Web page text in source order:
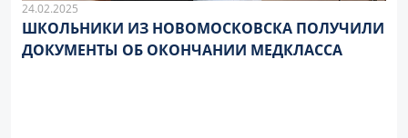
24.02.2025
ШКОЛЬНИКИ ИЗ НОВОМОСКОВСКА ПОЛУЧИЛИ
ДОКУМЕНТЫ ОБ ОКОНЧАНИИ МЕДКЛАССА